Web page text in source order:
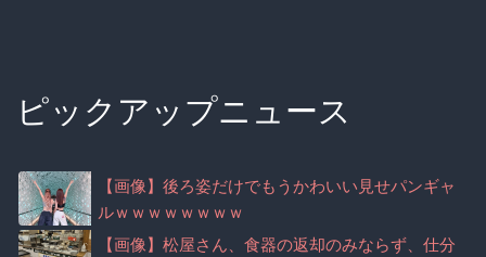
ピックアップニュース
【画像】後ろ姿だけでもうかわいい見せパンギャ
ルｗｗｗｗｗｗｗｗ
【画像】松屋さん、食器の返却のみならず、仕分